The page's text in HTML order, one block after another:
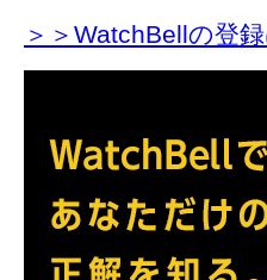
＞＞WatchBellの登録